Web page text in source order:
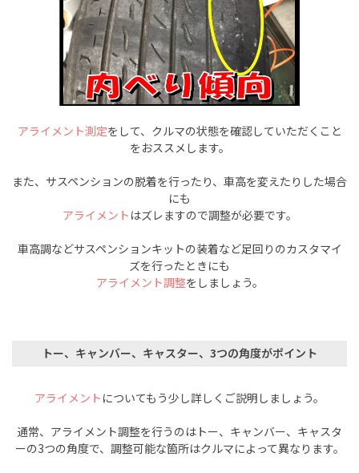
アライメント測定をして、クルマの状態を確認していただくこと
をおススメします。
また、サスペンションの脱着を行ったり、車高を変えたりした場合
にも
アライメント はズレますので調整が必要です。
車高調などサスペンションキットの装着など足回りのカスタマイ
ズを行ったときにも
アライメント調整をしましょう。
トー、キャンバー、キャスター、3つの角度がポイント
アライメント についてもう少し詳しくご説明しましょう。
通常、アライメント調整を行うのはトー、キャンバー、キャスタ
ーの3つの角度で、調整可能な箇所はクルマによって異なります。